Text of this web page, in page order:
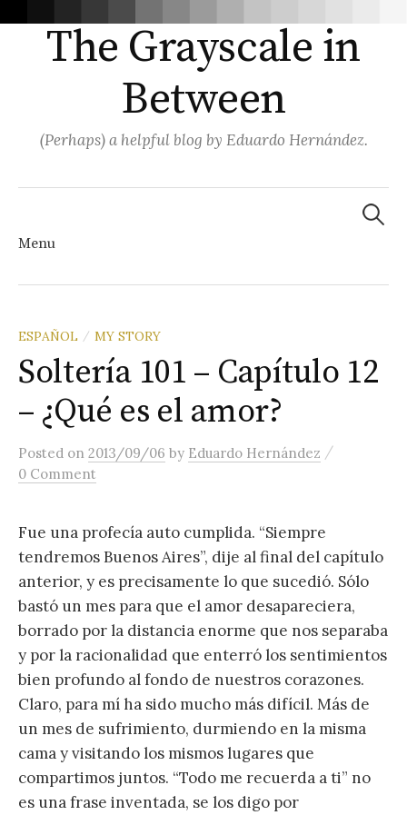
The Grayscale in
Between
(Perhaps) a helpful blog by Eduardo Hernández.
Menu
to
content
Search
for:
ESPAÑOL / MY STORY
Soltería 101 – Capítulo 12
– ¿Qué es el amor?
Posted on 2013/09/06 by Eduardo Hernández /
0 Comment
Fue una profecía auto cumplida. “Siempre
tendremos Buenos Aires”, dije al final del capítulo
anterior, y es precisamente lo que sucedió. Sólo
bastó un mes para que el amor desapareciera,
borrado por la distancia enorme que nos separaba
y por la racionalidad que enterró los sentimientos
bien profundo al fondo de nuestros corazones.
Claro, para mí ha sido mucho más difícil. Más de
un mes de sufrimiento, durmiendo en la misma
cama y visitando los mismos lugares que
compartimos juntos. “Todo me recuerda a ti” no
es una frase inventada, se los digo por